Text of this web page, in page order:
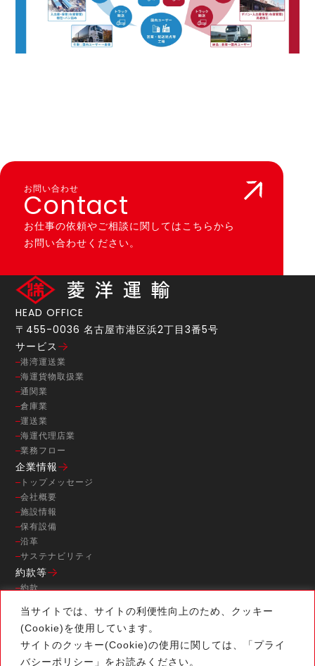
当サイトでは、サイトの利便性向上のため、クッキー
(Cookie)を使用しています。
サイトのクッキー(Cookie)の使用に関しては、「プライ
バシーポリシー 」をお読みください。
お問い合わせ
Contact
お仕事の依頼やご相談に関してはこちらから
お問い合わせください。
HEAD OFFICE
〒455-0036 名古屋市港区浜2丁目3番5号
サービス
港湾運送業
海運貨物取扱業
通関業
倉庫業
運送業
海運代理店業
業務フロー
企業情報
トップメッセージ
会社概要
施設情報
保有設備
沿革
サステナビリティ
約款等
約款
港湾荷役料金表
ニュース
RECRUIT